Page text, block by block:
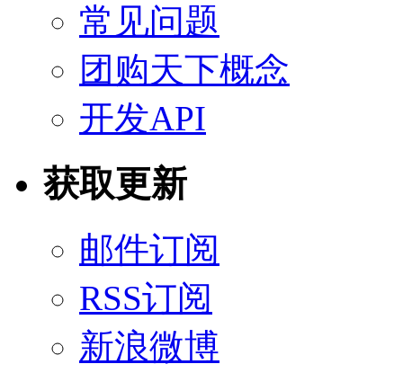
常见问题
团购天下概念
开发API
获取更新
邮件订阅
RSS订阅
新浪微博